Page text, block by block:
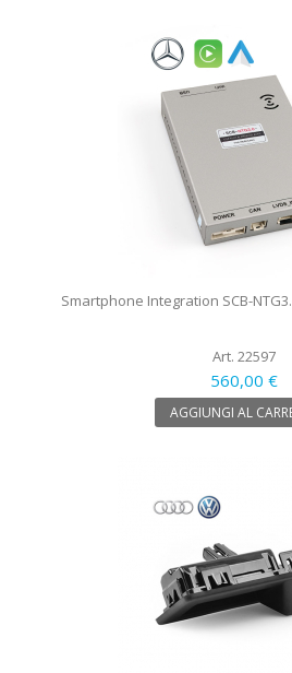
Smartphone Integration SCB-
Art. 22597
560,00 €
AGGIUNGI AL